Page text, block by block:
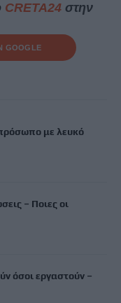
CRETA24στην
GOOGLE
με λευκό
– Ποιες οι
όσοι εργαστούν –